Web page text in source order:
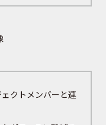
クトメンバーと連